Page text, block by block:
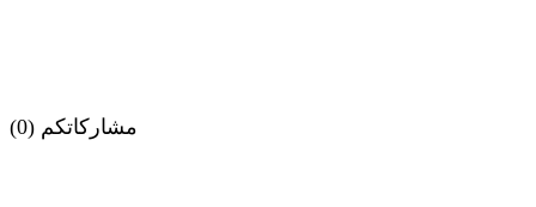
مشاركاتكم (0)